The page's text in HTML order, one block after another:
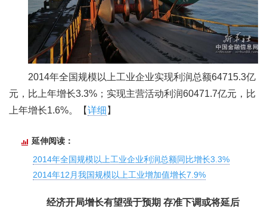
2014年全国规模以上工业企业实现利润总额64715.3亿
元，比上年增长3.3%；实现主营活动利润60471.7亿元，比
上年增长1.6%。【详细 】
延伸阅读：
2014年全国规模以上工业企业利润总额同比增长3.3%
2014年12月我国规模以上工业增加值增长7.9%
经济开局增长有望强于预期 存准下调或将延后